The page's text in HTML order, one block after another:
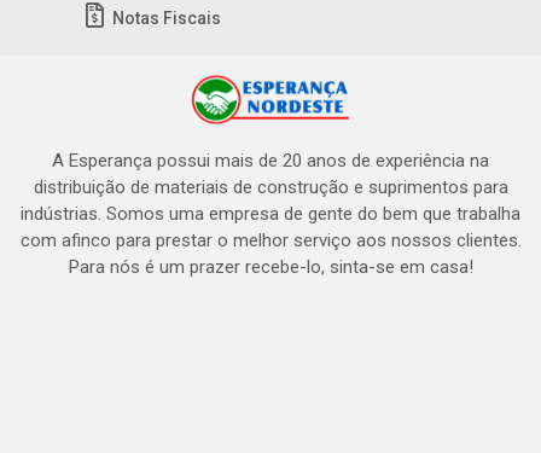
Notas Fiscais
A Esperança possui mais de 20 anos de experiência na
distribuição de materiais de construção e suprimentos para
indústrias. Somos uma empresa de gente do bem que trabalha
com afinco para prestar o melhor serviço aos nossos clientes.
Para nós é um prazer recebe-lo, sinta-se em casa!